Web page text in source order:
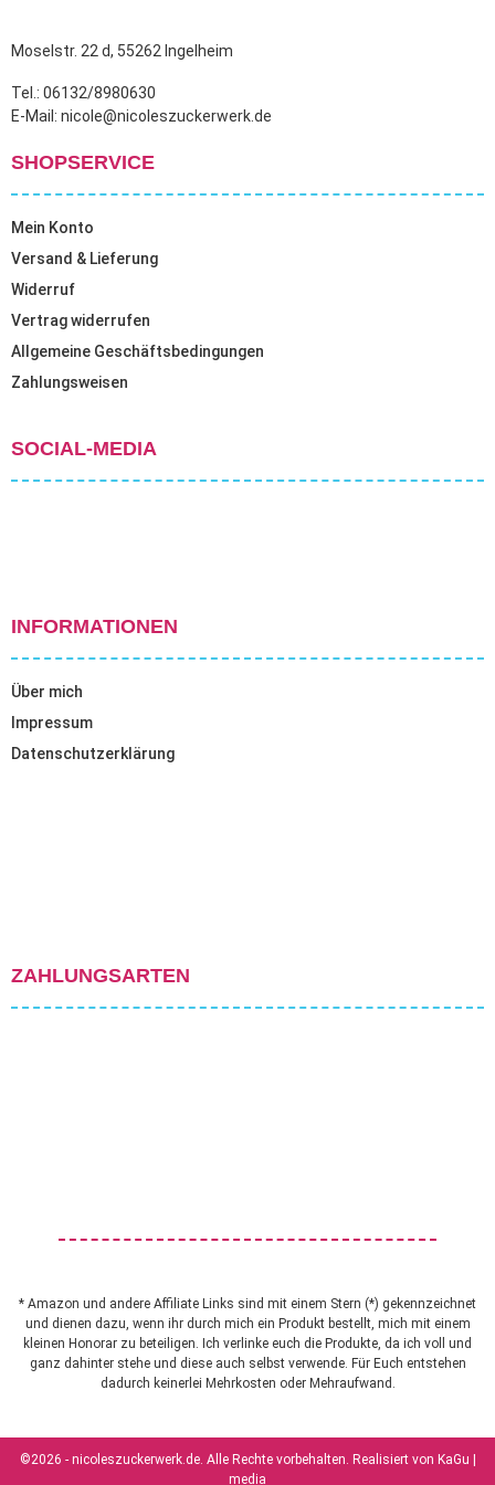
Moselstr. 22 d, 55262 Ingelheim
Tel.: 06132/8980630
E-Mail: nicole@nicoleszuckerwerk.de
SHOPSERVICE
Mein Konto
Versand & Lieferung
Widerruf
Vertrag widerrufen
Allgemeine Geschäftsbedingungen
Zahlungsweisen
SOCIAL-MEDIA
INFORMATIONEN
Über mich
Impressum
Datenschutzerklärung
ZAHLUNGSARTEN
* Amazon und andere Affiliate Links sind mit einem Stern (*) gekennzeichnet
und dienen dazu, wenn ihr durch mich ein Produkt bestellt, mich mit einem
kleinen Honorar zu beteiligen. Ich verlinke euch die Produkte, da ich voll und
ganz dahinter stehe und diese auch selbst verwende. Für Euch entstehen
dadurch keinerlei Mehrkosten oder Mehraufwand.
©2026 - nicoleszuckerwerk.de. Alle Rechte vorbehalten. Realisiert von KaGu |
media